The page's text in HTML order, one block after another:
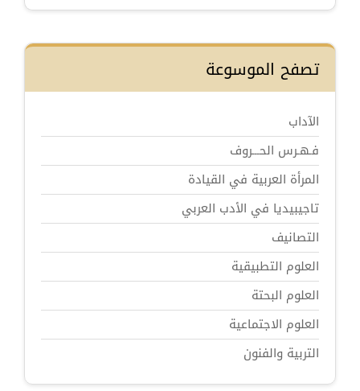
تصفح الموسوعة
الآداب
فـهـرس الحـــروف
المرأة العربية في القيادة
تاجيبيديا في الأدب العربي
التصانيف
العلوم التطبيقية
العلوم البحتة
العلوم الاجتماعية
التربية والفنون